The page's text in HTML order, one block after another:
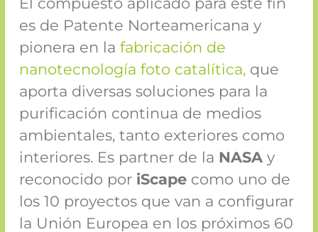
es de Patente Norteamericana y
pionera en la fabricación de
nanotecnología foto catalítica, que
aporta diversas soluciones para la
purificación continua de medios
ambientales, tanto exteriores como
interiores. Es partner de la NASA y
reconocido por iScape como uno de
los 10 proyectos que van a configurar
la Unión Europea en los próximos 60